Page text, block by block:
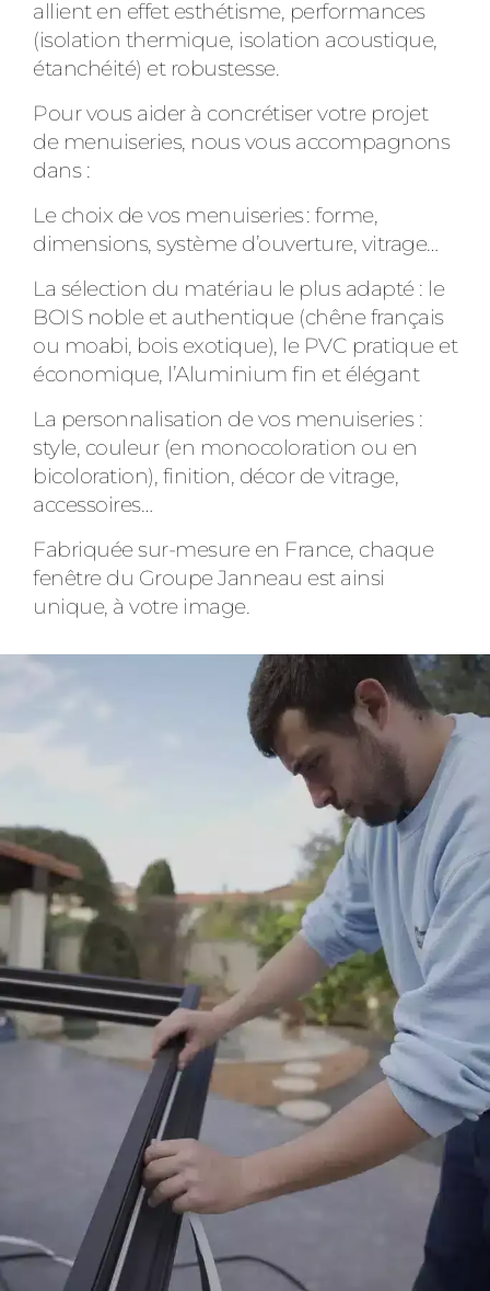
allient en effet esthétisme, performances
(isolation thermique, isolation acoustique,
étanchéité) et robustesse.
Pour vous aider à concrétiser votre projet
de menuiseries, nous vous accompagnons
dans :
Le choix de vos menuiseries : forme,
dimensions, système d’ouverture, vitrage…
La sélection du matériau le plus adapté : le
BOIS noble et authentique (chêne français
ou moabi, bois exotique), le PVC pratique et
économique, l’Aluminium fin et élégant
La personnalisation de vos menuiseries :
style, couleur (en monocoloration ou en
bicoloration), finition, décor de vitrage,
accessoires…
Fabriquée sur-mesure en France, chaque
fenêtre du Groupe Janneau est ainsi
unique, à votre image.